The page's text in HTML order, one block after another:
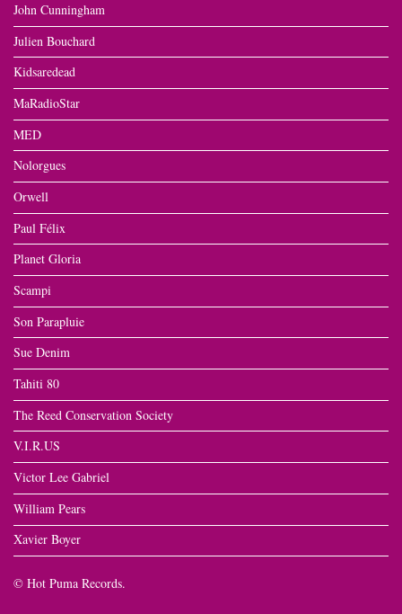
John Cunningham
Julien Bouchard
Kidsaredead
MaRadioStar
MED
Nolorgues
Orwell
Paul Félix
Planet Gloria
Scampi
Son Parapluie
Sue Denim
Tahiti 80
The Reed Conservation Society
V.I.R.US
Victor Lee Gabriel
William Pears
Xavier Boyer
© Hot Puma Records.